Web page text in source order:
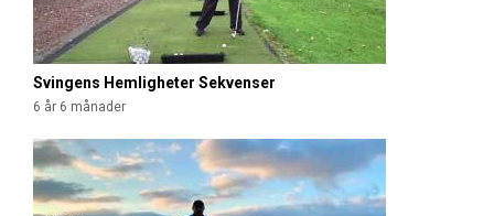
Svingens Hemligheter Sekvenser
6 år 6 månader